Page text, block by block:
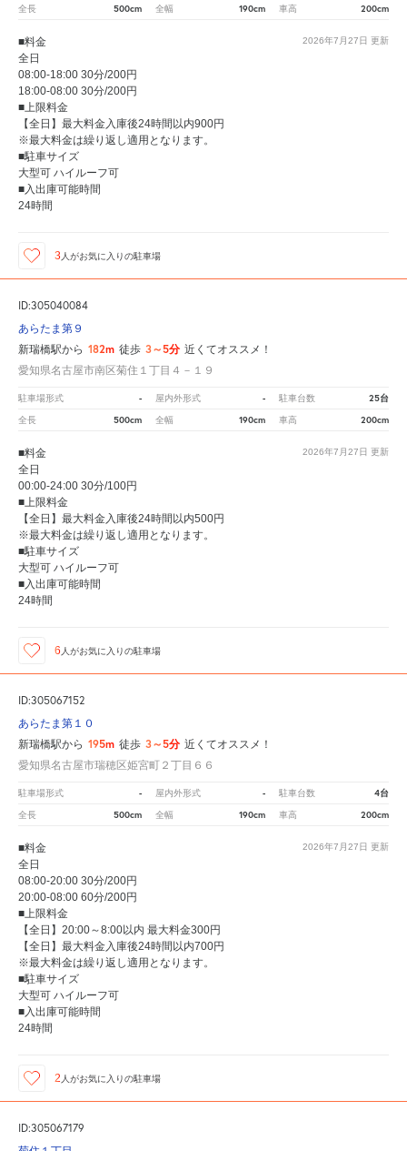
全長 500cm 全幅 190cm 車高 200cm
2026年7月27日 更新
■料金
全日
08:00-18:00 30分/200円
18:00-08:00 30分/200円
■上限料金
【全日】最大料金入庫後24時間以内900円
※最大料金は繰り返し適用となります。
■駐車サイズ
大型可 ハイルーフ可
■入出庫可能時間
24時間
3 人がお気に入りの駐車場
ID:305040084
あらたま第９
新瑞橋駅から 182m 徒歩 3～5分 近くてオススメ！
愛知県名古屋市南区菊住１丁目４－１９
駐車場形式 - 屋内外形式 - 駐車台数 25台
全長 500cm 全幅 190cm 車高 200cm
2026年7月27日 更新
■料金
全日
00:00-24:00 30分/100円
■上限料金
【全日】最大料金入庫後24時間以内500円
※最大料金は繰り返し適用となります。
■駐車サイズ
大型可 ハイルーフ可
■入出庫可能時間
24時間
6 人がお気に入りの駐車場
ID:305067152
あらたま第１０
新瑞橋駅から 195m 徒歩 3～5分 近くてオススメ！
愛知県名古屋市瑞穂区姫宮町２丁目６６
駐車場形式 - 屋内外形式 - 駐車台数 4台
全長 500cm 全幅 190cm 車高 200cm
2026年7月27日 更新
■料金
全日
08:00-20:00 30分/200円
20:00-08:00 60分/200円
■上限料金
【全日】20:00～8:00以内 最大料金300円
【全日】最大料金入庫後24時間以内700円
※最大料金は繰り返し適用となります。
■駐車サイズ
大型可 ハイルーフ可
■入出庫可能時間
24時間
2 人がお気に入りの駐車場
ID:305067179